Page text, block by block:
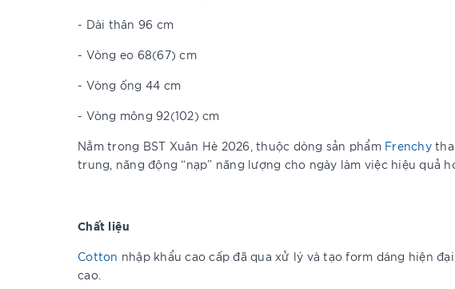
- Dài thân 96 cm
- Vòng eo 68(67) cm
- Vòng ống 44 cm
- Vòng mông 92(102) cm
Nằm trong BST Xuân Hè 2026, thuộc dòng sản phẩm Frenchy
trung, năng động “nạp” năng lượng cho ngày làm việc hiệu quả
Chất liệu
Cotton nhập khẩu cao cấp đã qua xử lý và tạo form dáng hiện
cao.